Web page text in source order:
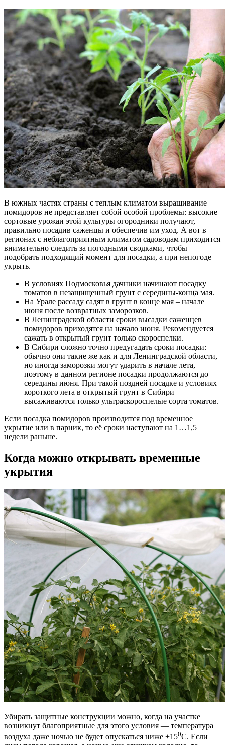
В южных частях страны с теплым климатом выращивание
помидоров не представляет собой особой проблемы: высокие
сортовые урожаи этой культуры огородники получают,
правильно посадив саженцы и обеспечив им уход. А вот в
регионах с неблагоприятным климатом садоводам приходится
внимательно следить за погодными сводками, чтобы
подобрать подходящий момент для посадки, а при непогоде
укрыть.
В условиях Подмосковья дачники начинают посадку
томатов в незащищенный грунт с середины-конца мая.
На Урале рассаду садят в грунт в конце мая – начале
июня после возвратных заморозков.
В Ленинградской области сроки высадки саженцев
помидоров приходятся на начало июня. Рекомендуется
сажать в открытый грунт только скороспелки.
В Сибири сложно точно предугадать сроки посадки:
обычно они такие же как и для Ленинградской области,
но иногда заморозки могут ударить в начале лета,
поэтому в данном регионе посадки продолжаются до
середины июня. При такой поздней посадке и условиях
короткого лета в открытый грунт в Сибири
высаживаются только ультраскороспелые сорта томатов.
Если посадка помидоров производится под временное
укрытие или в парник, то её сроки наступают на 1…1,5
недели раньше.
Когда можно открывать временные
укрытия
Убирать защитные конструкции можно, когда на участке
возникнут благоприятные для этого условия — температура
воздуха даже ночью не будет опускаться ниже +150С. Если